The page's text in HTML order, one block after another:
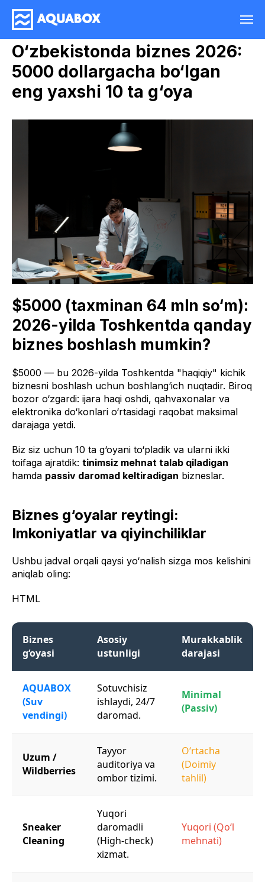
O‘zbekistonda biznes 2026:
5000 dollargacha bo‘lgan
eng yaxshi 10 ta g‘oya
$5000 (taxminan 64 mln so‘m):
2026-yilda Toshkentda qanday
biznes boshlash mumkin?
$5000 — bu 2026-yilda Toshkentda "haqiqiy" kichik
biznesni boshlash uchun boshlang‘ich nuqtadir. Biroq
bozor o‘zgardi: ijara haqi oshdi, qahvaxonalar va
elektronika do‘konlari o‘rtasidagi raqobat maksimal
darajaga yetdi.
Biz siz uchun 10 ta g‘oyani to‘pladik va ularni ikki
toifaga ajratdik: tinimsiz mehnat talab qiladigan
hamda passiv daromad keltiradigan bizneslar.
Biznes g‘oyalar reytingi:
Imkoniyatlar va qiyinchiliklar
Ushbu jadval orqali qaysi yo‘nalish sizga mos kelishini
aniqlab oling:
HTML
Biznes
g‘oyasi
Asosiy
ustunligi
Murakkablik
darajasi
AQUABOX
(Suv
vendingi)
Sotuvchisiz
ishlaydi, 24/7
daromad.
Minimal
(Passiv)
Uzum /
Wildberries
Tayyor
auditoriya va
ombor tizimi.
O‘rtacha
(Doimiy
tahlil)
Sneaker
Cleaning
Yuqori
daromadli
(High-check)
xizmat.
Yuqori (Qo‘l
mehnati)